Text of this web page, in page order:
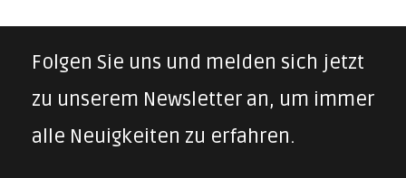
Folgen Sie uns und melden sich jetzt
zu unserem Newsletter an, um immer
alle Neuigkeiten zu erfahren.